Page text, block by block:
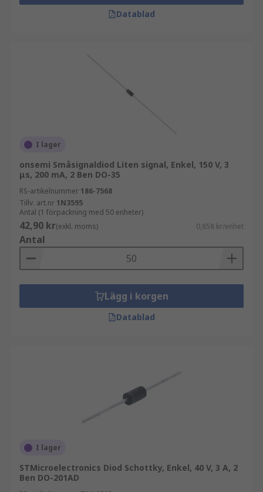
Datablad
I lager
onsemi Småsignaldiod Liten signal, Enkel, 150 V, 3
μs, 200 mA, 2 Ben DO-35
RS-artikelnummer 186-7568
Tillv. art.nr 1N3595
Antal (1 förpackning med 50 enheter)
42,90 kr(exkl. moms) 0,858 kr/enhet
Antal
Lägg i korgen
Datablad
I lager
STMicroelectronics Diod Schottky, Enkel, 40 V, 3 A, 2
Ben DO-201AD